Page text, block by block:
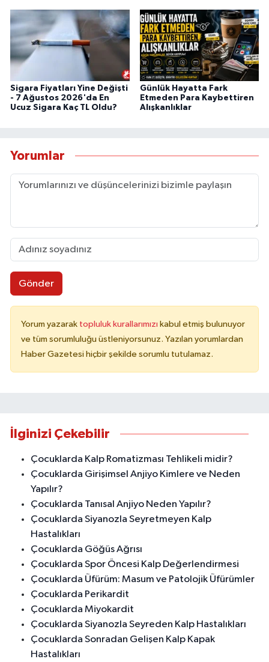
Sigara Fiyatları Yine Değişti
- 7 Ağustos 2026'da En
Ucuz Sigara Kaç TL Oldu?
Günlük Hayatta Fark
Etmeden Para Kaybettiren
Alışkanlıklar
Yorumlar
Gönder
Yorum yazarak topluluk kurallarımızı kabul etmiş bulunuyor
ve tüm sorumluluğu üstleniyorsunuz. Yazılan yorumlardan
Haber Gazetesi hiçbir şekilde sorumlu tutulamaz.
İlginizi Çekebilir
Çocuklarda Kalp Romatizması Tehlikeli midir?
Çocuklarda Girişimsel Anjiyo Kimlere ve Neden
Yapılır?
Çocuklarda Tanısal Anjiyo Neden Yapılır?
Çocuklarda Siyanozla Seyretmeyen Kalp
Hastalıkları
Çocuklarda Göğüs Ağrısı
Çocuklarda Spor Öncesi Kalp Değerlendirmesi
Çocuklarda Üfürüm: Masum ve Patolojik Üfürümler
Çocuklarda Perikardit
Çocuklarda Miyokardit
Çocuklarda Siyanozla Seyreden Kalp Hastalıkları
Çocuklarda Sonradan Gelişen Kalp Kapak
Hastalıkları